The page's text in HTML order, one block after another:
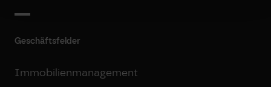
Geschäftsfelder
Immobilienmanagement